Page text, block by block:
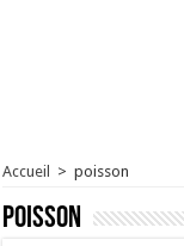
Accueil > poisson
poisson